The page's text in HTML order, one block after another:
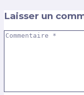
Laisser un